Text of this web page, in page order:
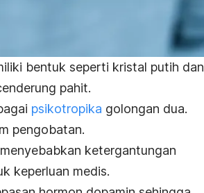
bentuk seperti kristal putih dan
pahit.
psikotropika golongan dua.
pengobatan.
ketergantungan
keperluan medis.